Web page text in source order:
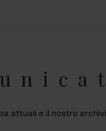
attuali e il nostro